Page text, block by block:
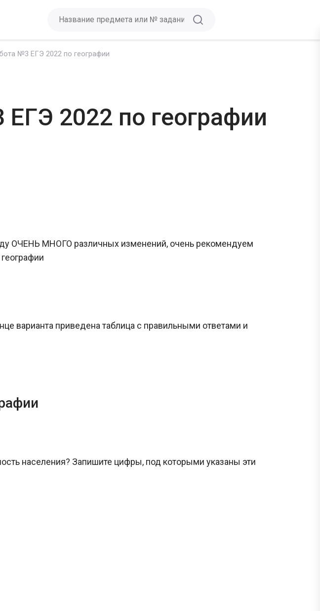
№3 ЕГЭ 2022 по географии
2022 по географии
ОЧЕНЬ МНОГО различных изменений, очень рекомендуем
варианта приведена таблица с правильными ответами и
населения? Запишите цифры, под которыми указаны эти